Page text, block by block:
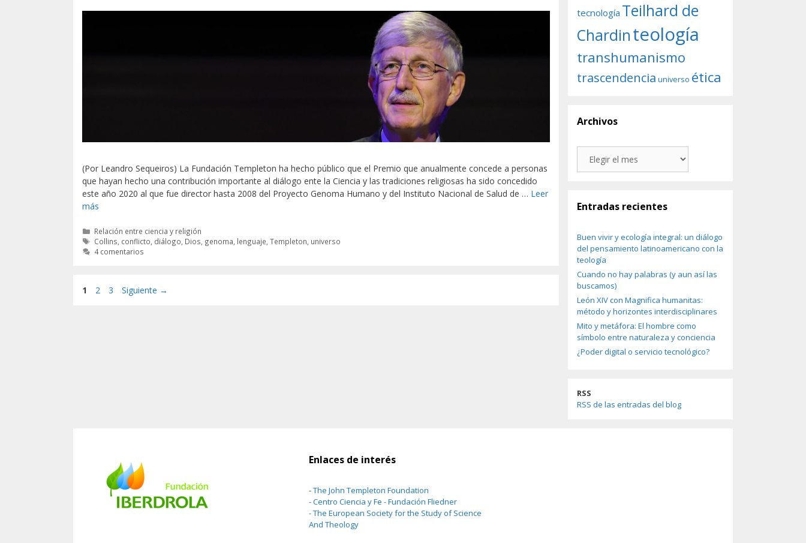
(Por Leandro Sequeiros) La Fundación Templeton ha hecho público que el Premio que anualmente concede a personas
que hayan hecho una contribución importante al diálogo ente la Ciencia y las tradiciones religiosas ha sido concedido
este año 2020 al que fue director hasta 2008 del Proyecto Genoma Humano y del Instituto Nacional de Salud de … Leer
más
Categorías
Relación entre ciencia y religión
Etiquetas
Collins, conflicto, diálogo, Dios, genoma, lenguaje,Templeton, universo
4 comentarios
Página
1 Página
2 Página
3 Siguiente →
tecnología Teilhard de
Chardinteología
transhumanismo
trascendencia universo ética
Archivos
Entradas recientes
Buen vivir y ecología integral: un diálogo
del pensamiento latinoamericano con la
teología
Cuando no hay palabras (y aun así las
buscamos)
León XIV con Magnifica humanitas:
método y horizontes interdisciplinares
Mito y metáfora: El hombre como
símbolo entre naturaleza y conciencia
¿Poder digital o servicio tecnológico?
RSS
RSS de las entradas del blog
Enlaces de interés
-The John Templeton Foundation
-Centro Ciencia y Fe - Fundación Fliedner
-The European Society for the Study of Science
And Theology